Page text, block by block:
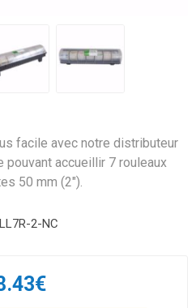
facile avec notre distributeur
pouvant accueillir 7 rouleaux
50 mm (2″).
LL7R-2-NC